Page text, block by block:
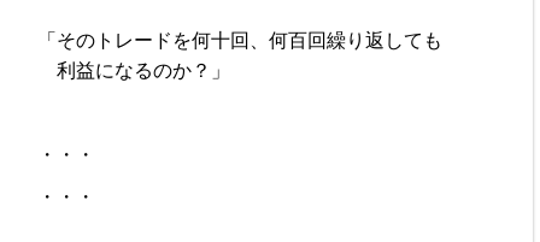
「そのトレードを何十回、何百回繰り返しても
利益になるのか？」
・・・
・・・